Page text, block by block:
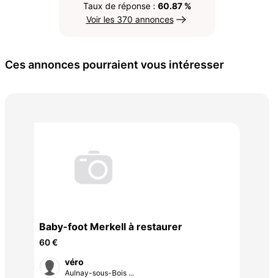
Taux de réponse : 60.87 %
Voir les 370 annonces
Ces annonces pourraient vous intéresser
Baby-foot Merkell à restaurer
60 €
véro
Aulnay-sous-Bois ...